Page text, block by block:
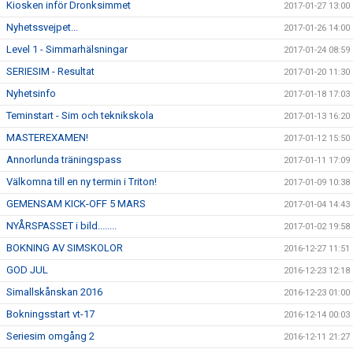
Kiosken inför Dronksimmet 2017-01-27 13:00
Nyhetssvejpet... 2017-01-26 14:00
Level 1 - Simmarhälsningar 2017-01-24 08:59
SERIESIM - Resultat 2017-01-20 11:30
Nyhetsinfo 2017-01-18 17:03
Teminstart - Sim och teknikskola 2017-01-13 16:20
MASTEREXAMEN! 2017-01-12 15:50
Annorlunda träningspass 2017-01-11 17:09
Välkomna till en ny termin i Triton! 2017-01-09 10:38
GEMENSAM KICK-OFF 5 MARS 2017-01-04 14:43
NYÅRSPASSET i bild........ 2017-01-02 19:58
BOKNING AV SIMSKOLOR 2016-12-27 11:51
GOD JUL 2016-12-23 12:18
Simallskånskan 2016 2016-12-23 01:00
Bokningsstart vt-17 2016-12-14 00:03
Seriesim omgång 2 2016-12-11 21:27